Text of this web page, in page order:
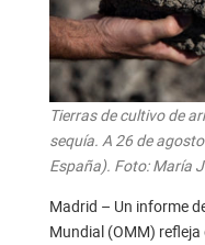
Tierras de cultivo de
sequía. A 26 de
España). Foto: María
Madrid – Un informe
Mundial (OMM) refleja